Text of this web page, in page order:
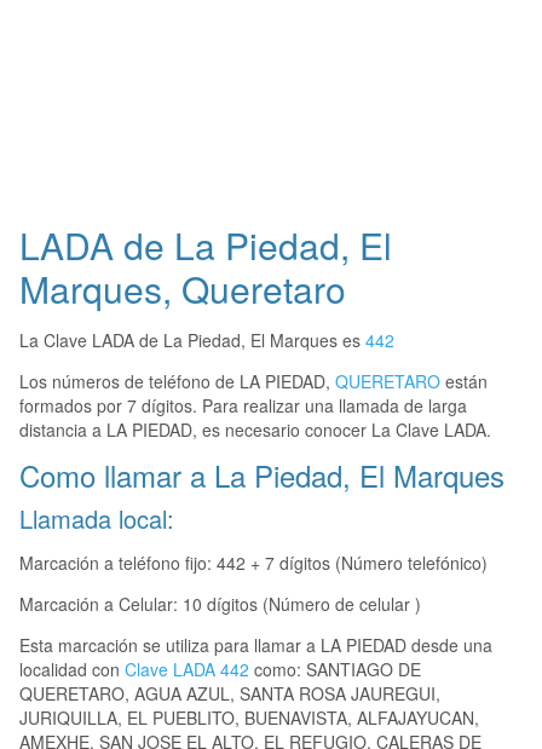
LADA de La Piedad, El
Marques, Queretaro
La Clave LADA de La Piedad, El Marques es 442
Los números de teléfono de LA PIEDAD, QUERETARO están
formados por 7 dígitos. Para realizar una llamada de larga
distancia a LA PIEDAD, es necesario conocer La Clave LADA.
Como llamar a La Piedad, El Marques
Llamada local:
Marcación a teléfono fijo: 442 + 7 dígitos (Número telefónico)
Marcación a Celular: 10 dígitos (Número de celular )
Esta marcación se utiliza para llamar a LA PIEDAD desde una
localidad con Clave LADA 442 como: SANTIAGO DE
QUERETARO, AGUA AZUL, SANTA ROSA JAUREGUI,
JURIQUILLA, EL PUEBLITO, BUENAVISTA, ALFAJAYUCAN,
AMEXHE, SAN JOSE EL ALTO, EL REFUGIO, CALERAS DE